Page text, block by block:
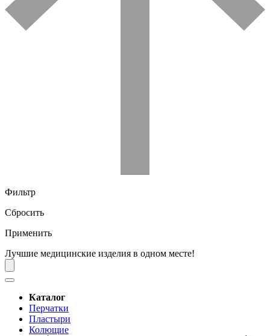
Фильтр
Сбросить
Применить
Лучшие медицинские изделия в одном месте!
Каталог
Перчатки
Пластыри
Колющие